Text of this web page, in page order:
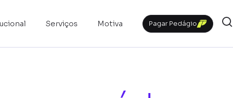
Serviços Motiva Pagar Pedágio